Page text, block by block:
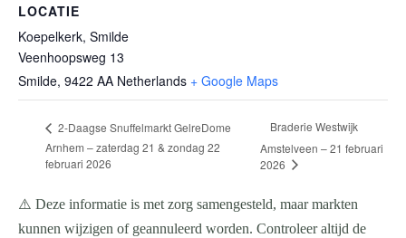
LOCATIE
Koepelkerk, Smilde
Veenhoopsweg 13
Smilde, 9422 AA Netherlands + Google Maps
2-Daagse Snuffelmarkt GelreDome
Arnhem – zaterdag 21 & zondag 22
februari 2026
Braderie Westwijk
Amstelveen – 21 februari
2026
⚠️ Deze informatie is met zorg samengesteld, maar markten
kunnen wijzigen of geannuleerd worden. Controleer altijd de